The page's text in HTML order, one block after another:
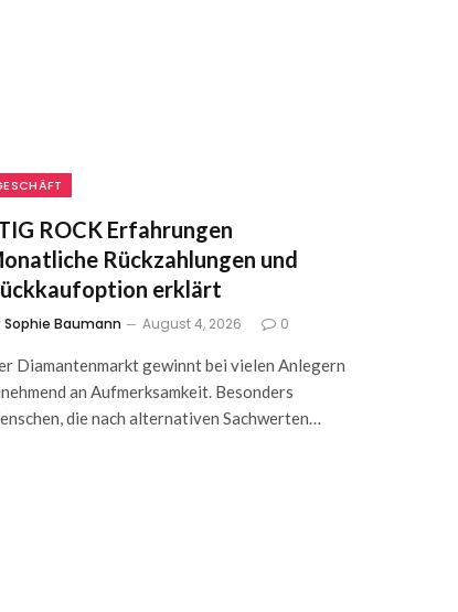
ROCK Erfahrungen
Rückzahlungen und
erklärt
Sophie Baumann August 4, 2026 0
Diamantenmarkt gewinnt bei vielen Anlegern
an Aufmerksamkeit. Besonders
die nach alternativen Sachwerten…